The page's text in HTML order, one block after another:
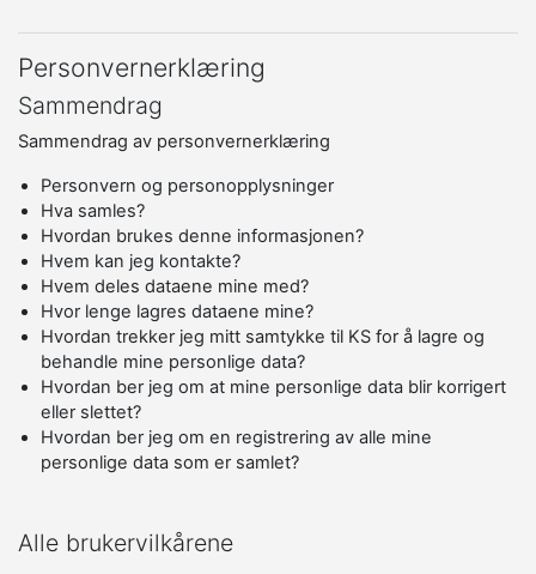
Personvernerklæring
Sammendrag
Sammendrag av personvernerklæring
Personvern og personopplysninger
Hva samles?
Hvordan brukes denne informasjonen?
Hvem kan jeg kontakte?
Hvem deles dataene mine med?
Hvor lenge lagres dataene mine?
Hvordan trekker jeg mitt samtykke til KS for å lagre og
behandle mine personlige data?
Hvordan ber jeg om at mine personlige data blir korrigert
eller slettet?
Hvordan ber jeg om en registrering av alle mine
personlige data som er samlet?
Alle brukervilkårene